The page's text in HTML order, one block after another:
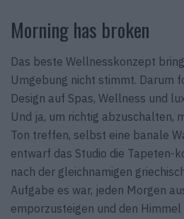
Morning has broken
Das beste Wellnesskonzept
Umgebung nicht stimmt. Darum
Design auf Spas, Wellness und
Und ja, um richtig abzuschalten,
Ton treffen, selbst eine banale
entwarf das Studio die Tapeten-
nach der gleichnamigen
Aufgabe es war, jeden Morgen
emporzusteigen und den